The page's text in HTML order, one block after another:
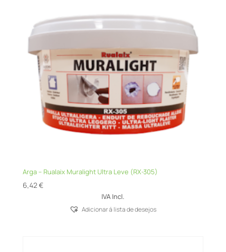
Arga – Rualaix Muralight Ultra Leve (RX-305)
6,42€
IVA Incl.
Adicionar á lista de desejos